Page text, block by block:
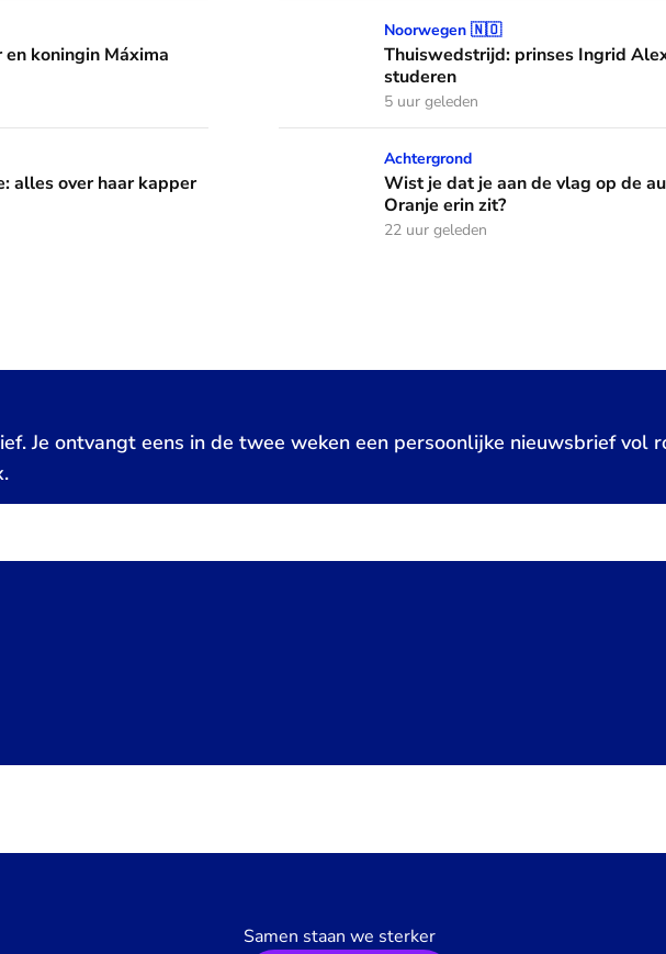
leren van hun drie dochters
koningin Máxima
kapper en favoriete kapsels
alles over haar kapper
Thuiswedstrijd: prinses Ingrid Alexandra gaat in
Noorwegen 🇳🇴
Thuiswedstrijd: prinses Ingrid
studeren
5 uur geleden
Wist je dat je aan de vlag op de auto's kunt zien
Achtergrond
Wist je dat je aan de vlag op de
Oranje erin zit?
22 uur geleden
Je ontvangt eens in de twee weken een persoonlijke nieuwsbrief vol
Samen staan we sterker